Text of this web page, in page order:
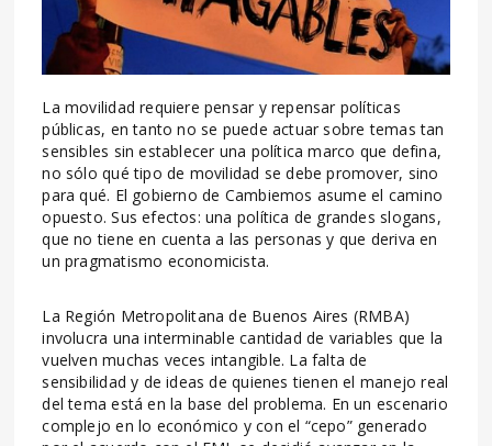
La movilidad requiere pensar y repensar políticas
públicas, en tanto no se puede actuar sobre temas tan
sensibles sin establecer una política marco que defina,
no sólo qué tipo de movilidad se debe promover, sino
para qué. El gobierno de Cambiemos asume el camino
opuesto. Sus efectos: una política de grandes slogans,
que no tiene en cuenta a las personas y que deriva en
un pragmatismo economicista.
La Región Metropolitana de Buenos Aires (RMBA)
involucra una interminable cantidad de variables que la
vuelven muchas veces intangible. La falta de
sensibilidad y de ideas de quienes tienen el manejo real
del tema está en la base del problema. En un escenario
complejo en lo económico y con el “cepo” generado